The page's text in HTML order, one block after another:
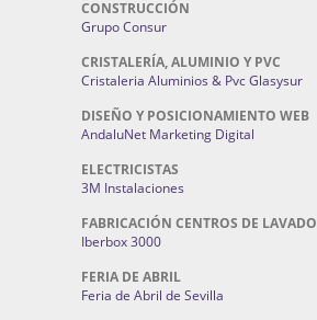
CONSTRUCCIÓN
Grupo Consur
CRISTALERÍA, ALUMINIO Y PVC
Cristaleria Aluminios & Pvc Glasysur
DISEÑO Y POSICIONAMIENTO WEB
AndaluNet Marketing Digital
ELECTRICISTAS
3M Instalaciones
FABRICACIÓN CENTROS DE LAVADO
Iberbox 3000
FERIA DE ABRIL
Feria de Abril de Sevilla